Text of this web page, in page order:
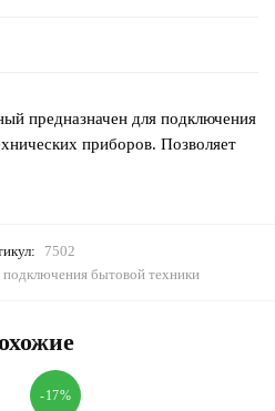
предназначен для подключения
приборов. Позволяет
7502
бытовой техники
-17%